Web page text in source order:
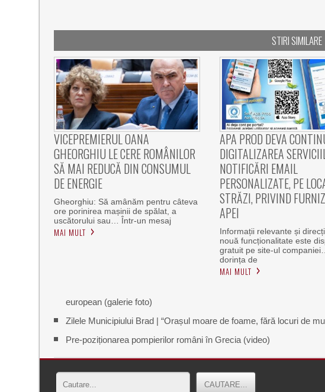
STIRI SIMILARE
VICEPREMIERUL OANA
GHEORGHIU LE CERE ROMÂNILOR
SĂ MAI REDUCĂ DIN CONSUMUL
DE ENERGIE
Gheorghiu: Să amânăm pentru câteva
ore porinirea mașinii de spălat, a
uscătorului sau… Într-un mesaj
MAI MULT
APA PROD DEVA
DIGITALIZAREA
NOTIFICĂRI EMAIL
PERSONALIZATE, PE
STRĂZI, PRIVIND
APEI
Informații relevante și
nouă funcționalitate este
gratuit pe site-ul
dorința de
MAI MULT
european (galerie foto)
Zilele Municipiului Brad | “Orașul moare de foame, fără locuri de
Pre-poziționarea pompierilor români în Grecia (video)